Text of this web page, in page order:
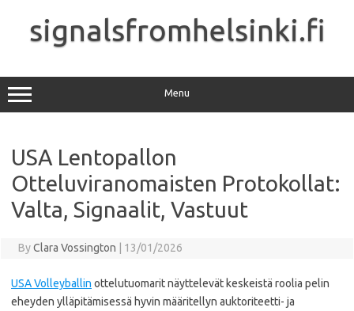
contentsignalsfromhelsinki.fi
Menu
USA Lentopallon
Otteluviranomaisten Protokollat:
Valta, Signaalit, Vastuut
ByClara Vossington 13/01/2026
USA Volleyballin ottelutuomarit näyttelevät keskeistä roolia pelin
eheyden ylläpitämisessä hyvin määritellyn auktoriteetti- ja